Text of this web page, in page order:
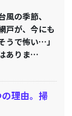
の季節、
戸が、今にも
うで怖い…」
ありま…
理由。掃